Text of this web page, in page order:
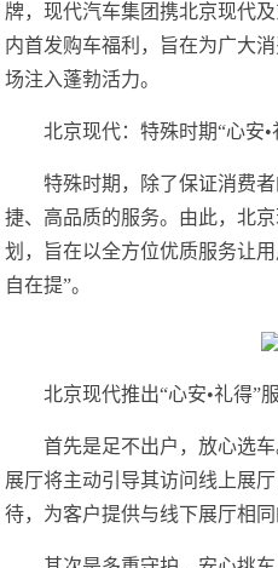
牌，现代汽车集团携北京现代
内首发购车福利，旨在为广大
场注入蓬勃活力。
北京现代：特殊时期“心安•
特殊时期，除了保证消费
捷、高品质的服务。由此，北
划，旨在以全方位优质服务让
自在提”。
北京现代推出“心安•礼得”
首先是足不出户，放心选
展厅将主动引导其访问线上展
待，为客户提供与线下展厅相同